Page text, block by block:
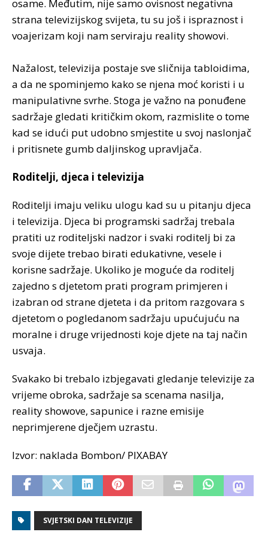
osame. Međutim, nije samo ovisnost negativna
strana televizijskog svijeta, tu su još i ispraznost i
voajerizam koji nam serviraju reality showovi.
Nažalost, televizija postaje sve sličnija tabloidima,
a da ne spominjemo kako se njena moć koristi i u
manipulativne svrhe. Stoga je važno na ponuđene
sadržaje gledati kritičkim okom, razmislite o tome
kad se idući put udobno smjestite u svoj naslonjač
i pritisnete gumb daljinskog upravljača.
Roditelji, djeca i televizija
Roditelji imaju veliku ulogu kad su u pitanju djeca
i televizija. Djeca bi programski sadržaj trebala
pratiti uz roditeljski nadzor i svaki roditelj bi za
svoje dijete trebao birati edukativne, vesele i
korisne sadržaje. Ukoliko je moguće da roditelj
zajedno s djetetom prati program primjeren i
izabran od strane djeteta i da pritom razgovara s
djetetom o pogledanom sadržaju upućujuću na
moralne i druge vrijednosti koje djete na taj način
usvaja.
Svakako bi trebalo izbjegavati gledanje televizije za
vrijeme obroka, sadržaje sa scenama nasilja,
reality showove, sapunice i razne emisije
neprimjerene dječjem uzrastu.
Izvor: naklada Bombon/ PIXABAY
SVJETSKI DAN TELEVIZIJE